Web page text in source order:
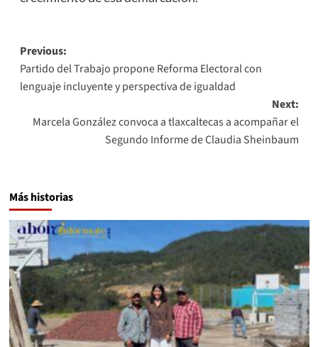
Post
navigation
Previous:
Partido del Trabajo propone Reforma Electoral con
lenguaje incluyente y perspectiva de igualdad
Next:
Marcela González convoca a tlaxcaltecas a acompañar el
Segundo Informe de Claudia Sheinbaum
Más historias